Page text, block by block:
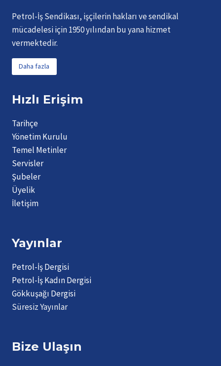
Petrol-İş Sendikası, işçilerin hakları ve sendikal
mücadelesi için 1950 yılından bu yana hizmet
vermektedir.
Daha fazla
Hızlı Erişim
Tarihçe
Yönetim Kurulu
Temel Metinler
Servisler
Şubeler
Üyelik
İletişim
Yayınlar
Petrol-İş Dergisi
Petrol-İş Kadın Dergisi
Gökkuşağı Dergisi
Süresiz Yayınlar
Bize Ulaşın